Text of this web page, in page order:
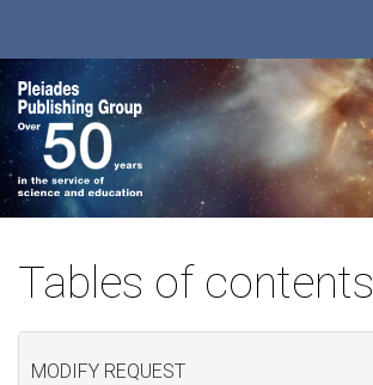
Tables of contents
MODIFY REQUEST